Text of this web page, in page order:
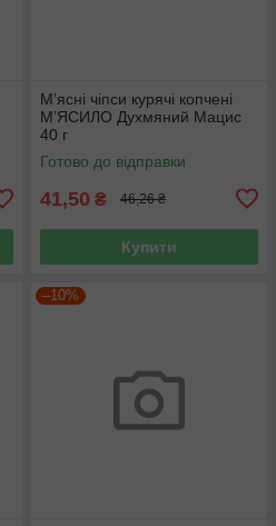
М’ясні чіпси курячі копчені
М’ЯСИЛО Духмяний Мацис
40 г
Готово до відправки
41,50 ₴ 46,26 ₴
Купити
–10%